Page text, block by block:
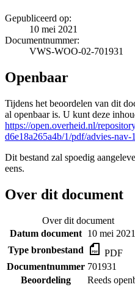
Gepubliceerd op:
10 mei 2021
Documentnummer:
VWS-WOO-02-701931
Openbaar
Tijdens het beoordelen van dit
al openbaar is. U kunt deze
https://open.overheid.nl/
d6e18a265a4b/1/pdf/advies-nav-
Dit bestand zal spoedig
eens.
Over dit document
Over dit document
Datum document 10 mei 2021
Type bronbestand
PDF
Documentnummer 701931
Beoordeling
Reeds